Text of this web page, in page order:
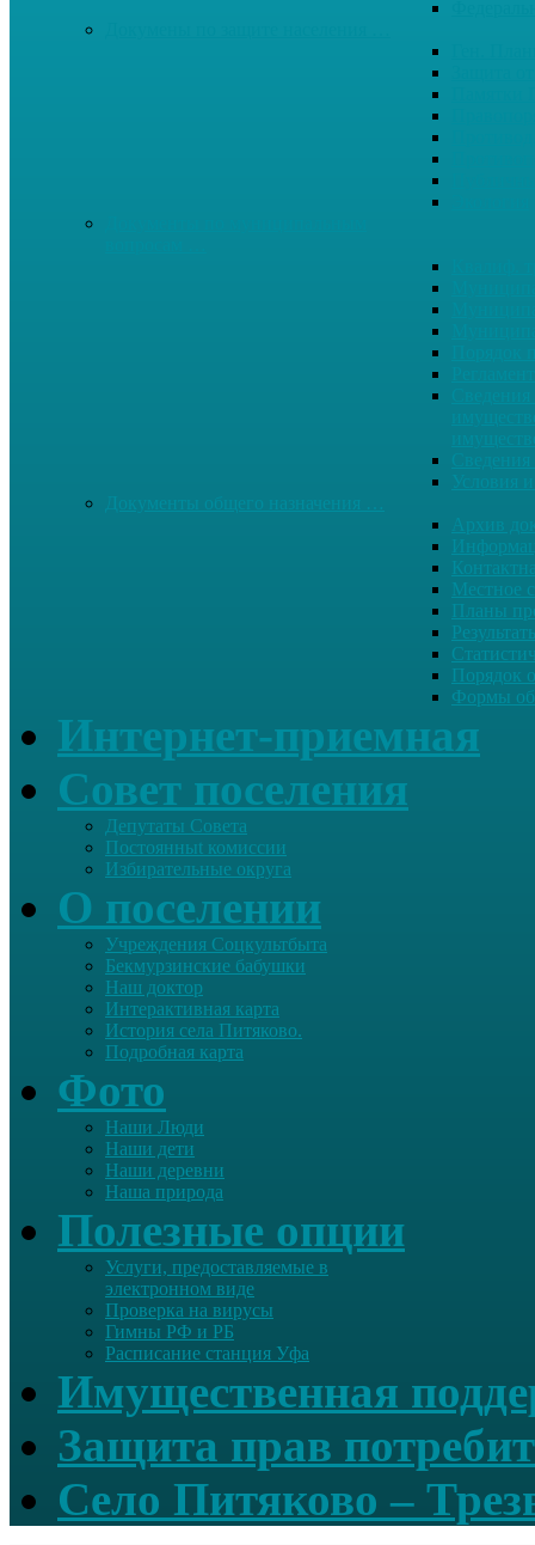
Архив
Местное
Планы
Порядок
Формы
Интернет-приемная
Совет поселения
Депутаты Совета
Постоянныt комиссии
Избирательные округа
О поселении
Учреждения Соцкультбыта
Бекмурзинские бабушки
Наш доктор
Интерактивная карта
История села Питяково.
Подробная карта
Фото
Наши Люди
Наши дети
Наши деревни
Наша природа
Полезные опции
Услуги, предоставляемые в
электронном виде
Проверка на вирусы
Гимны РФ и РБ
Расписание станция Уфа
Имущественная
Защита прав
Село Питяково –